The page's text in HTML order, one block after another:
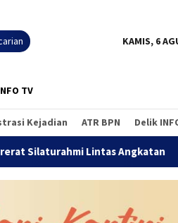
KAMIS, 6
TV
Kejadian ATR BPN Delik
Jalan Sehat Temu